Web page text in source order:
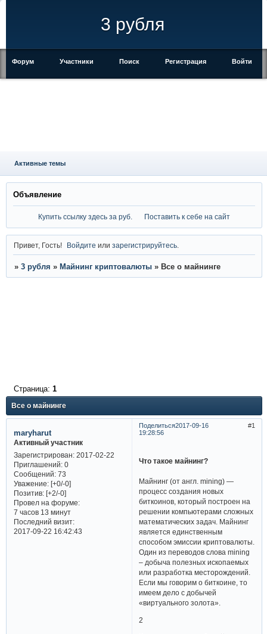
3 рубля
Форум Участники Поиск Регистрация Войти
Активные темы
Объявление
Купить ссылку здесь заруб. Поставить к себе на сайт
Привет, Гость! Войдите илизарегистрируйтесь
» 3 рубля » Майнинг криптовалюты » Все о майнинге
Все о майнинге
Страница: 1
Поделиться 1
2017-09-16
19:28:56
maryharut
Активный участник
Зарегистрирован: 2017-02-22
Приглашений:0
Сообщений:73
Уважение: [+0/-0]
Позитив: [+2/-0]
Провел на форуме:
7 часов 13 минут
Последний визит:
2017-09-22 16:42:43
Что такое майнинг?
Майнинг (от англ. mining) —
процесс создания новых
биткоинов, который построен на
решении компьютерами сложных
математических задач. Майнинг
является единственным
способом эмиссии криптовалюты.
Один из переводов слова mining
– добыча полезных ископаемых
или разработка месторождений.
Если мы говорим о биткоине, то
имеем дело с добычей
«виртуального золота».
2